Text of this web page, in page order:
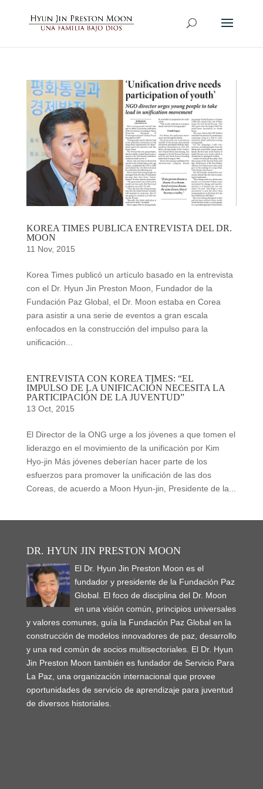
KOREA TIMES PUBLICA ENTREVISTA DEL DR.
MOON
11 Nov, 2015
Korea Times publicó un artículo basado en la entrevista
con el Dr. Hyun Jin Preston Moon, Fundador de la
Fundación Paz Global, el Dr. Moon estaba en Corea
para asistir a una serie de eventos a gran escala
enfocados en la construcción del impulso para la
unificación...
ENTREVISTA CON KOREA TIMES: “EL
IMPULSO DE LA UNIFICACIÓN NECESITA LA
PARTICIPACIÓN DE LA JUVENTUD”
13 Oct, 2015
El Director de la ONG urge a los jóvenes a que tomen el
liderazgo en el movimiento de la unificación por Kim
Hyo-jin Más jóvenes deberían hacer parte de los
esfuerzos para promover la unificación de las dos
Coreas, de acuerdo a Moon Hyun-jin, Presidente de la...
DR. HYUN JIN PRESTON MOON
El Dr. Hyun Jin Preston Moon es el
fundador y presidente de la Fundación Paz
Global. El foco de disciplina del Dr. Moon
en una visión común, principios universales
y valores comunes, guía la Fundación Paz Global en la
construcción de modelos innovadores de paz, desarrollo
y una red común de socios multisectoriales. El Dr. Hyun
Jin Preston Moon también es fundador de Servicio Para
La Paz, una organización internacional que provee
oportunidades de servicio de aprendizaje para juventud
de diversos historiales.